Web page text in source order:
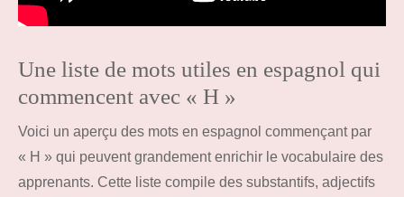
Une liste de mots utiles en espagnol qui
commencent avec « H »
Voici un aperçu des mots en espagnol commençant par
« H » qui peuvent grandement enrichir le vocabulaire des
apprenants. Cette liste compile des substantifs, adjectifs